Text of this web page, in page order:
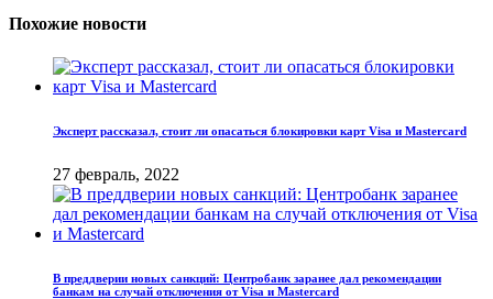
Похожие новости
Эксперт рассказал, стоит ли опасаться блокировки карт Visa и Mastercard
27 февраль, 2022
В преддверии новых санкций: Центробанк заранее дал рекомендации
банкам на случай отключения от Visa и Mastercard